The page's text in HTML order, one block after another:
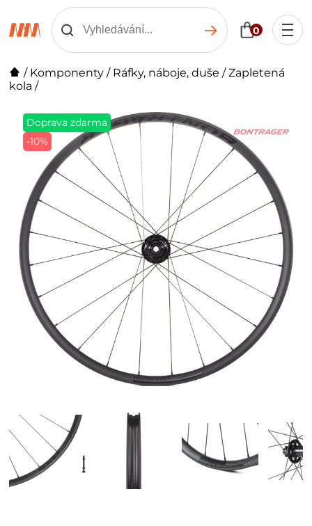
0
/ Komponenty / Ráfky, náboje, duše /Zapletená
kola /
Doprava zdarma
-10%